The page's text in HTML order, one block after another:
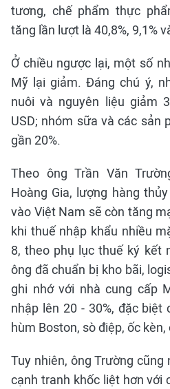
tương, chế phẩm thực
tăng lần lượt là 40,8%, 9,1%
Ở chiều ngược lại, một số
Mỹ lại giảm. Đáng chú ý,
nuôi và nguyên liệu giảm
USD; nhóm sữa và các sản
gần 20%.
Theo ông Trần Văn
Hoàng Gia, lượng hàng
vào Việt Nam sẽ còn tăng
khi thuế nhập khẩu nhiều
8, theo phụ lục thuế ký kết
ông đã chuẩn bị kho bãi,
ghi nhớ với nhà cung cấp
nhập lên 20 - 30%, đặc
hùm Boston, sò điệp, ốc kèn,
Tuy nhiên, ông Trường
cạnh tranh khốc liệt hơn với